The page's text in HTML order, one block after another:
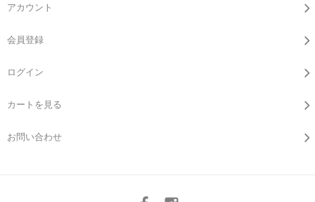
アカウント
会員登録
ログイン
カートを見る
お問い合わせ